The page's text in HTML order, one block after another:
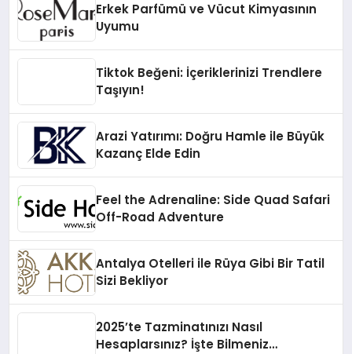
Erkek Parfümü ve Vücut Kimyasının
Uyumu
Tiktok Beğeni: İçeriklerinizi Trendlere
Taşıyın!
Arazi Yatırımı: Doğru Hamle ile Büyük
Kazanç Elde Edin
Feel the Adrenaline: Side Quad Safari
Off-Road Adventure
Antalya Otelleri ile Rüya Gibi Bir Tatil
Sizi Bekliyor
2025’te Tazminatınızı Nasıl
Hesaplarsınız? İşte Bilmeniz